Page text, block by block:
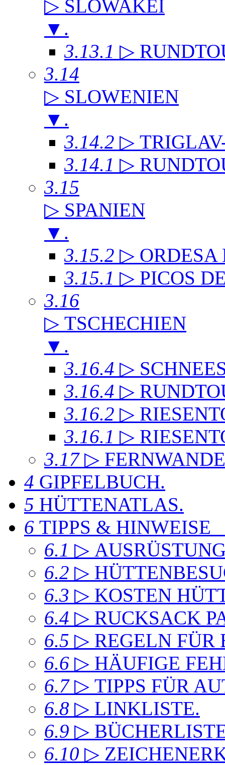
▷ SLOWAKEI
▼ .
3.13.1 ▷
3.14
▷ SLOWENIEN
▼ .
3.14.2 ▷
3.14.1 ▷
3.15
▷ SPANIEN
▼ .
3.15.2 ▷ ORDESA
3.15.1 ▷ PICOS
3.16
▷ TSCHECHIEN
▼ .
3.16.4 ▷
3.16.4 ▷
3.16.2 ▷
3.16.1 ▷
3.17 ▷
4 GIPFELBUCH.
5 HÜTTENATLAS.
6 TIPPS &
6.1 ▷
6.2 ▷
6.3 ▷ KOSTEN
6.4 ▷ RUCKSACK
6.5 ▷ REGELN FÜR
6.6 ▷ HÄUFIGE
6.7 ▷ TIPPS FÜR
6.8 ▷ LINKLISTE.
6.9 ▷
6.10 ▷